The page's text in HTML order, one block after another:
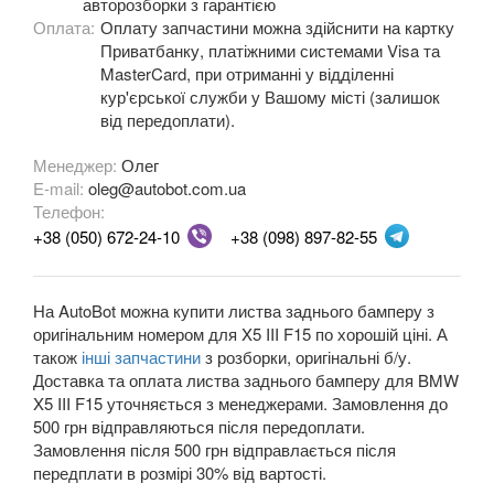
M3 E90/E92/E93
3 Series F30, F31, F36
3 Series F34
M3 F80
3 Series G20/G21
4 Series F32
4 Series F36
M4 F82/F83
5 Series E39
M5 E39
Оплата: Оплату запчастини можна здійснити на картку
Приватбанку, платіжними системами Visa та
MasterCard, при отриманні у відділенні
кур'єрської служби у Вашому місті (залишок
від передоплати).
Менеджер: Олег
E-mail: oleg@autobot.com.ua
Телефон:
+38 (050) 672-24-10
+38 (098) 897-82-55
На AutoBot можна купити листва заднього бамперу з
оригінальним номером для X5 III F15 по хорошій ціні. А
також інші запчастиниз розборки, оригінальні б/у.
Доставка та оплата листва заднього бамперу для BMW
X5 III F15 уточняється з менеджерами. Замовлення до
500 грн відправляються після передоплати.
Замовлення після 500 грн відправлається після
передплати в розмірі 30% від вартості.